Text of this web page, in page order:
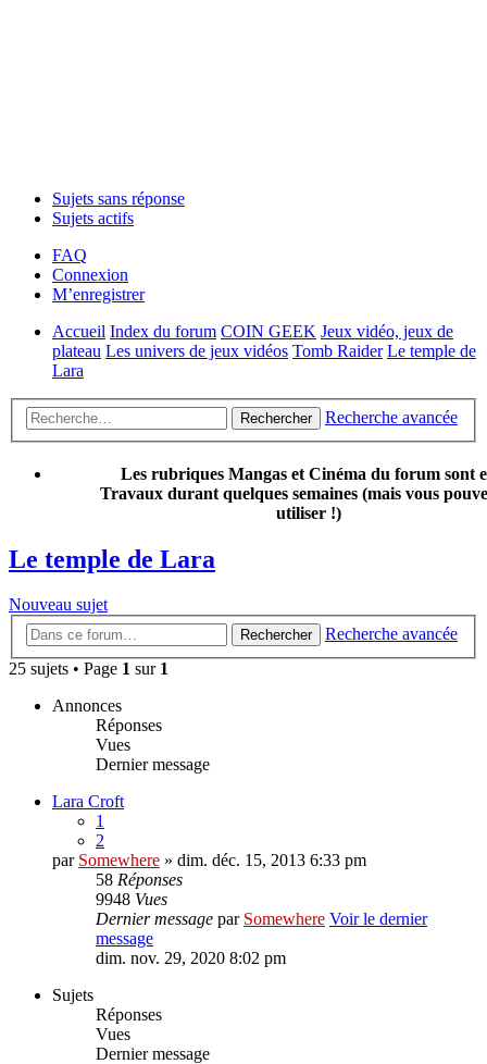
Sujets sans réponse
Sujets actifs
FAQ
Connexion
M’enregistrer
Accueil Index du forum COIN GEEK Jeux vidéo, jeux de
plateau Les univers de jeux vidéos Tomb Raider Le temple de
Lara
Rechercher Recherche avancée
Les rubriques Mangas et Cinéma du forum sont
Travaux durant quelques semaines (mais vous
utiliser !)
Le temple de Lara
Nouveau sujet
Rechercher
Recherche avancée
25 sujets • Page 1 sur 1
Annonces
Réponses
Vues
Dernier message
Lara Croft
1
2
par Somewhere » dim. déc. 15, 2013 6:33 pm
58 Réponses
9948 Vues
Dernier message par Somewhere Voir le dernier
message
dim. nov. 29, 2020 8:02 pm
Sujets
Réponses
Vues
Dernier message